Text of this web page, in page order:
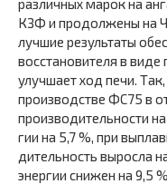
различных марок на
КЗФ и продолжены на
лучшие результаты
восстановителя в виде
улучшает ход печи.
производстве ФС75 в
производительности
гии на 5,7 %, при
дительность выросла
энергии снижен на 9,5